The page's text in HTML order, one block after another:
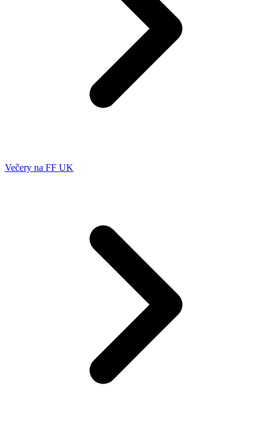
Večery na FF UK